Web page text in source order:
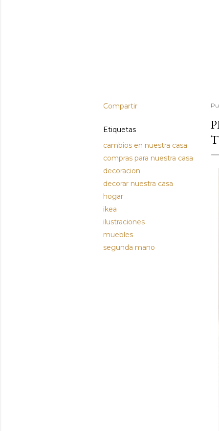
Compartir
Etiquetas
cambios en nuestra casa
compras para nuestra casa
decoracion
decorar nuestra casa
hogar
ikea
ilustraciones
muebles
segunda mano